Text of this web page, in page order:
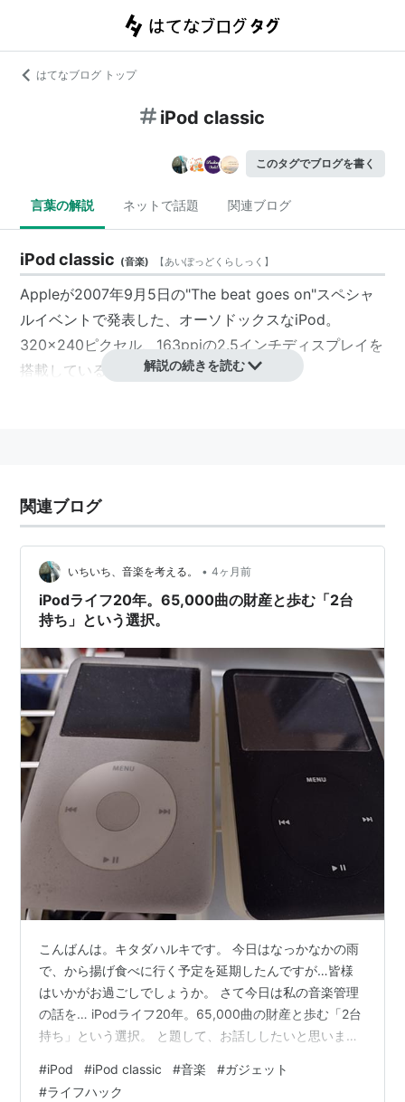
はてなブログ トップ
iPod classic
このタグでブログを書く
言葉の解説 ネットで話題 関連ブログ
iPod classic (音楽) 【あいぽっどくらしっく 】
Appleが2007年9月5日の"The beat goes on"スペシャ
ルイベントで発表した、オーソドックスなiPod。
320×240ピクセル、163ppiの2.5インチディスプレイを
搭載している。
仕様
記憶媒体
HDD(80GB、160GB)
対応フォーマット(音楽)
Storeから、M4A、M4B、M4P)、MP3(32〜
320Kbps)、
MP3 VBR、Audible(フォーマット2、3，4)、
AIFF、Apple Lossless、WAV
対応フォーマット(動画)
H.264ビデオ
最大1.5Mbps、640×480ピクセル、毎秒30フレー
ム、ベースラインプロファイル(最高160Kbpsの
AAC-LC)、48kHz、.m4v/.mp4/.mov ファイルフォ
ーマットのステレオオーディオ
最大2.5Mbps、640×480ピクセル、毎秒30フレー
ム、最高レベル1.3のベースラインプロファイル(最
高160KbpsのAAC-LC)、48kHz、.m4v/.mp4/.mov
ファイルフォーマットのステレオオーディオ
最高2.5Mbps、640×480ピクセル、毎秒30フレー
解説の続きを読む
関連ブログ
いちいち、音楽を考える。 • 4ヶ月前
iPodライフ20年。65,000曲の財産と歩む「2台
持ち」という選択。
こんばんは。キタダハルキです。 今日はなっかなかの雨
で、から揚げ食べに行く予定を延期したんですが…皆様
はいかがお過ごしでしょうか。 さて今日は私の音楽管理
の話を… iPodライフ20年。65,000曲の財産と歩む「2台
持ち」という選択。 と題して、お話ししたいと思いま
#iPod #iPod classic #音楽 #ガジェット
#ライフハック